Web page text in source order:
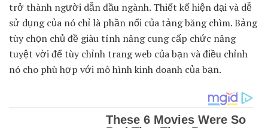
trở thành người dẫn đầu ngành. Thiết kế hiện đại và dễ
sử dụng của nó chỉ là phần nổi của tảng băng chìm. Bảng
tùy chọn chủ đề giàu tính năng cung cấp chức năng
tuyệt vời để tùy chỉnh trang web của bạn và điều chỉnh
nó cho phù hợp với mô hình kinh doanh của bạn.